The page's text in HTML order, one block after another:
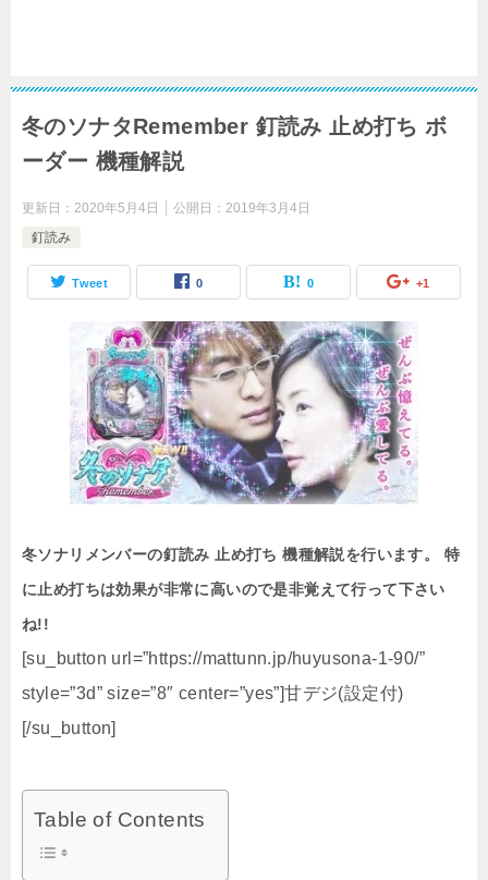
冬のソナタRemember 釘読み 止め打ち ボ
ーダー 機種解説
更新日： 2020年5月4日 公開日： 2019年3月4日
釘読み
Tweet 0 0 +1
冬ソナリメンバーの釘読み 止め打ち 機種解説を行います。 特
に止め打ちは効果が非常に高いので是非覚えて行って下さい
ね!!
[su_button url=”https://mattunn.jp/huyusona-1-90/”
style=”3d” size=”8″ center=”yes”]甘デジ(設定付)
[/su_button]
Table of Contents